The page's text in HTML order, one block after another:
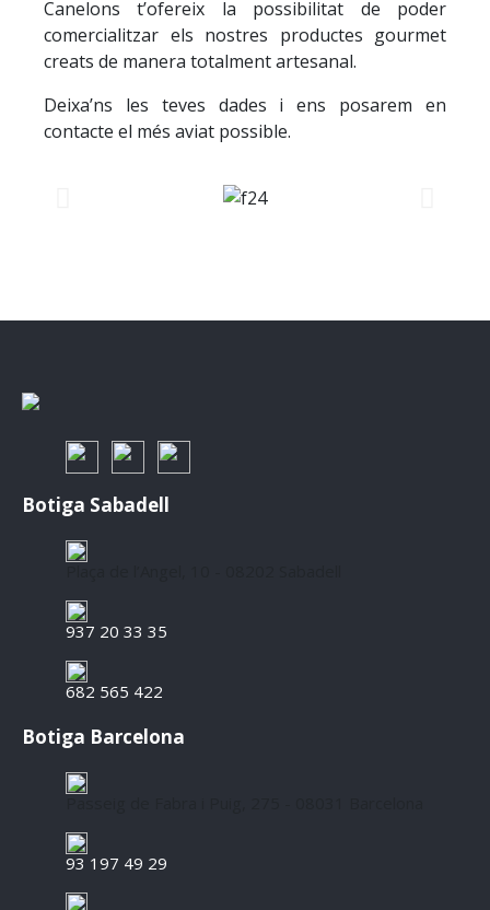
Canelons t’ofereix la possibilitat de poder
comercialitzar els nostres productes gourmet
creats de manera totalment artesanal.
Deixa’ns les teves dades i ens posarem en
contacte el més aviat possible.
Botiga Sabadell
937 20 33 35
682 565 422
Botiga Barcelona
93 197 49 29